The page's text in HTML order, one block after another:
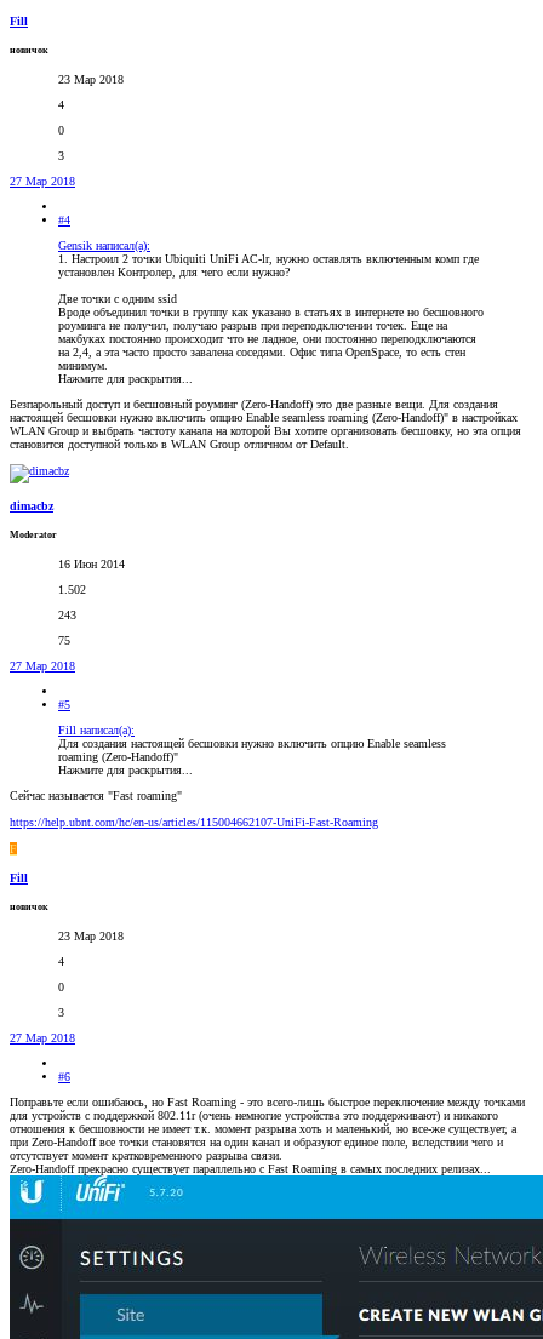
Fill
новичок
23 Мар 2018
4
0
3
27 Мар 2018
#4
Gensik написал(а):
1. Настроил 2 точки Ubiquiti UniFi AC-lr, нужно оставлять включенным комп где
установлен Контролер, для чего если нужно?
Две точки с одним ssid
Вроде объединил точки в группу как указано в статьях в интернете но бесшовного
роуминга не получил, получаю разрыв при переподключении точек. Еще на
макбуках постоянно происходит что не ладное, они постоянно переподключаются
на 2,4, а эта часто просто завалена соседями. Офис типа OpenSpace, то есть стен
минимум.
Нажмите для раскрытия...
Безпарольный доступ и бесшовный роуминг (Zero-Handoff) это две разные вещи. Для создания
настоящей бесшовки нужно включить опцию Enable seamless roaming (Zero-Handoff)" в настройках
WLAN Group и выбрать частоту канала на которой Вы хотите организовать бесшовку, но эта опция
становится доступной только в WLAN Group отличном от Default.
dimacbz
Moderator
16 Июн 2014
1.502
243
75
27 Мар 2018
#5
Fill написал(а):
Для создания настоящей бесшовки нужно включить опцию Enable seamless
roaming (Zero-Handoff)"
Нажмите для раскрытия...
Сейчас называется "Fast roaming"
https://help.ubnt.com/hc/en-us/articles/115004662107-UniFi-Fast-Roaming
F
Fill
новичок
23 Мар 2018
4
0
3
27 Мар 2018
#6
Поправьте если ошибаюсь, но Fast Roaming - это всего-лишь быстрое переключение между точками
для устройств с поддержкой 802.11r (очень немногие устройства это поддерживают) и никакого
отношения к бесшовности не имеет т.к. момент разрыва хоть и маленький, но все-же существует, а
при Zero-Handoff все точки становятся на один канал и образуют единое поле, вследствии чего и
отсутствует момент кратковременного разрыва связи.
Zero-Handoff прекрасно существует параллельно с Fast Roaming в самых последних релизах...